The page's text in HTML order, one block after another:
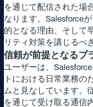
を通じて配信された場
なります。Salesforce
的となる理由、そして
リティ対策を講じるべ
信頼が前提となるプ
ユーザーは、
トにおける日常業務の
ムと見なしています。
を通じて受け取る通信